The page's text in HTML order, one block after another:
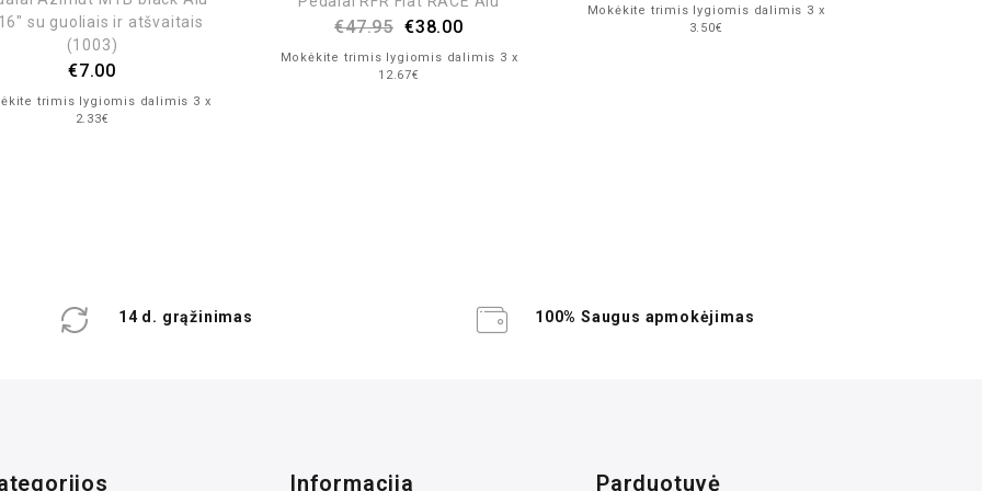
su guoliais ir atšvaitais
(1003)
€7.00
trimis lygiomis dalimis 3 x
2.33€
€47.95 €38.00
Mokėkite trimis lygiomis dalimis 3 x
12.67€
Mokėkite trimis lygiomis dalimis 3 x
3.50€
14 d. grąžinimas 100% Saugus apmokėjimas
Informacija Parduotuvė